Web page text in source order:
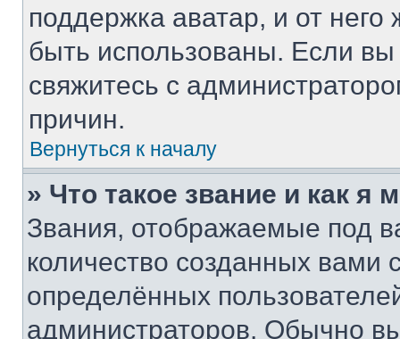
поддержка аватар, и от него
быть использованы. Если
свяжитесь с
причин.
Вернуться к началу
» Что такое звание и как я
Звания, отображаемые под
количество созданных
определённых
администраторов. Обычно